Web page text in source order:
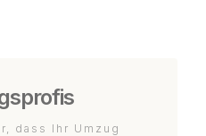
dass Ihr Umzug